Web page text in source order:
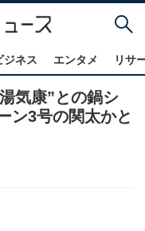
ジネス エンタメ リサ
気康”との鍋シ
ン3号の関太かと